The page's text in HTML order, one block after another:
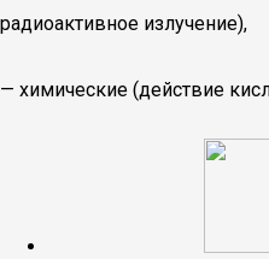
радиоактивное излучение),
— химические (действие